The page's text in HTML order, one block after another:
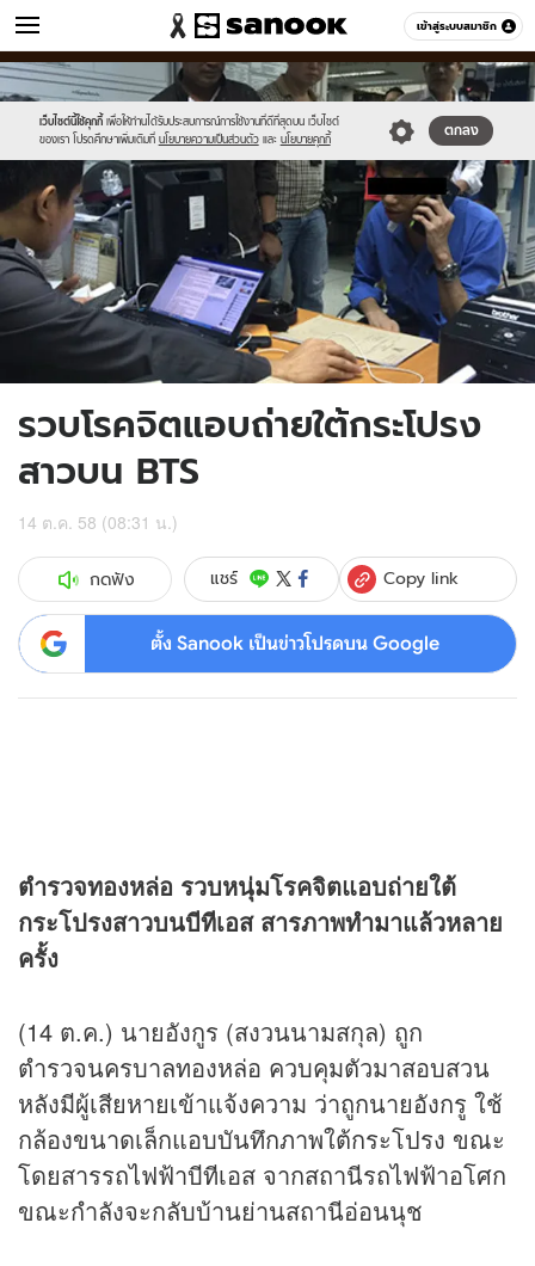
เข้าสู่ระบบสมาชิก
ข่าว หมวดอื่นๆ
เว็บไซต์นี้ใช้คุกกี้ เพื่อให้ท่านได้รับประสบการณ์การใช้งานที่ดีที่สุดบน เว็บไซต์
ของเรา โปรดศึกษาเพิ่มเติมที่ นโยบายความเป็นส่วนตัว และ นโยบายคุกกี้
ตกลง
Sanook
//s.isanook.com/sr/0/images/logo-
new-
sanook.png
600
60
//s.isanook.com/ns/0/ud/376/1882110/adsw.jpg
รวบโรคจิตแอบถ่ายใต้กระโปรง
สาวบน BTS
14 ต.ค. 58 (08:31 น.)
กดฟัง แชร์ Copy link
ตั้ง Sanook เป็นข่าวโปรดบน Google
ตำรวจทองหล่อ รวบหนุ่มโรคจิตแอบถ่ายใต้
กระโปรงสาวบนบีทีเอส สารภาพทำมาแล้วหลาย
ครั้ง
(14 ต.ค.) นายอังกูร (สงวนนามสกุล) ถูก
ตำรวจนครบาลทองหล่อ ควบคุมตัวมาสอบสวน
หลังมีผู้เสียหายเข้าแจ้งความ ว่าถูกนายอังกรู ใช้
กล้องขนาดเล็กแอบบันทึกภาพใต้กระโปรง ขณะ
โดยสารรถไฟฟ้าบีทีเอส จากสถานีรถไฟฟ้าอโศก
ขณะกำลังจะกลับบ้านย่านสถานีอ่อนนุช